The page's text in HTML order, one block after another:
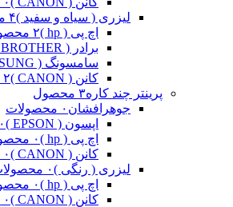
لیزری ( سیاه و سفید )۴ محصول
اچ پی ( hp )
۲ محصول
برادر ( BROTHER )
سامسونگ ( SAMSUNG )
کانن ( CANON )
۲ محصول
پرینتر چند کاره۳ محصول
جوهرافشان ۰ محصولات
اپسون ( EPSON )
۰ محصولات
اچ پی ( hp )
۰ محصولات
کانن ( CANON )
۰ محصولات
لیزری ( رنگی )۰ محصولات
اچ پی ( hp )
۰ محصولات
کانن ( CANON )
۰ محصولات